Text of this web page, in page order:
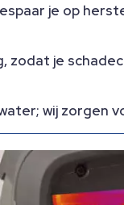
je op
je
wij zorgen